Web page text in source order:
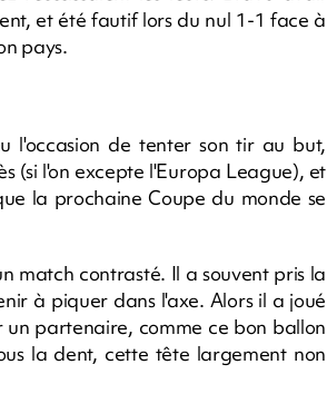
et été fautif lors du nul 1-1 face à
pays.
l'occasion de tenter son tir au but,
(si l'on excepte l'Europa League), et
la prochaine Coupe du monde se
match contrasté. Il a souvent pris la
à piquer dans l'axe. Alors il a joué
un partenaire, comme ce bon ballon
la dent, cette tête largement non